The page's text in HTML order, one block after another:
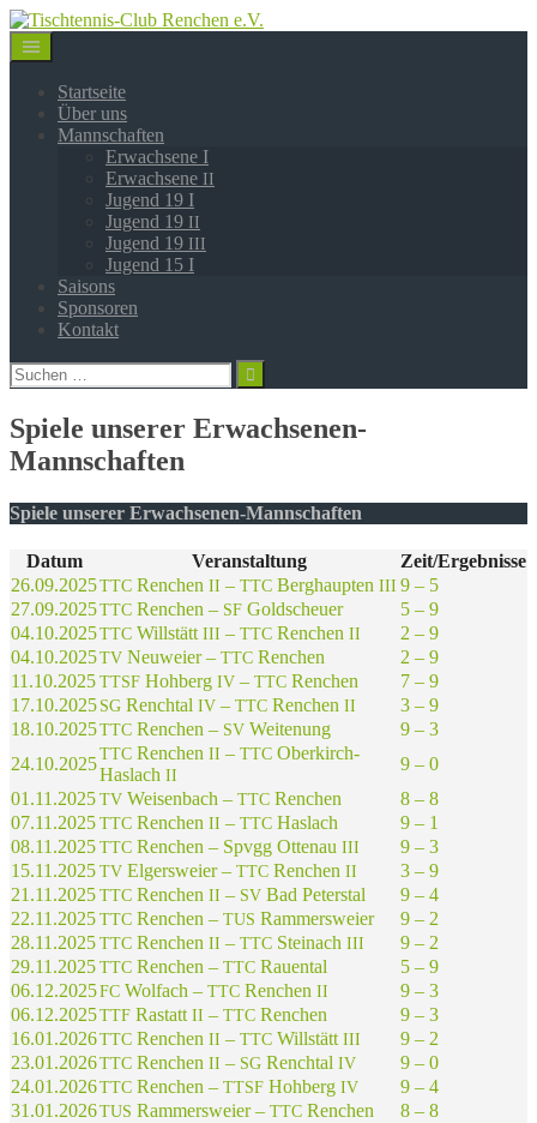
Springe
zum
Inhalt
Startseite
Über uns
Mannschaften
Erwachsene I
Erwachsene II
Jugend 19 I
Jugend 19 II
Jugend 19 III
Jugend 15 I
Saisons
Sponsoren
Kontakt
Suchen
nach:
Spiele unserer Erwachsenen-
Mannschaften
Spiele unserer Erwachsenen-Mannschaften
Datum Veran­stal­tung
Zeit/Ergebnisse
26.09.2025TTC Renchen II – TTC Berg­haup­ten III 9 – 5
27.09.2025TTC Renchen – SF Goldscheuer
5 – 9
04.10.2025TTC Will­stättIII – TTC Renchen II
2 – 9
04.10.2025TV Neuwei­er – TTC Renchen
2 – 9
11.10.2025TTSF Hohberg IV – TTC Renchen
7 – 9
17.10.2025SG Rench­tal IV – TTC Renchen II
3 – 9
18.10.2025TTC Renchen – SV Weitenung
9 – 3
24.10.2025TTC Renchen II – TTC Ober­kirch-
Haslach II
9 – 0
01.11.2025TV Weisen­bach – TTC Renchen
8 – 8
07.11.2025TTC Renchen II – TTC Haslach
9 – 1
08.11.2025TTC Renchen – Spvgg Otten­au III
9 – 3
15.11.2025TV Elgers­wei­er – TTC Renchen II
3 – 9
21.11.2025TTC Renchen II – SV Bad Peterstal
9 – 4
22.11.2025TTC Renchen – TUS Rammersweier
9 – 2
28.11.2025TTC Renchen II – TTC Stein­ach III
9 – 2
29.11.2025TTC Renchen – TTC Rauental
5 – 9
06.12.2025FC Wolfach – TTC Renchen II
9 – 3
06.12.2025TTF RastattII – TTC Renchen
9 – 3
16.01.2026TTC Renchen II – TTC Will­stättIII
9 – 2
23.01.2026TTC Renchen II – SG Rench­tal IV
9 – 0
24.01.2026TTC Renchen – TTSF Hohberg IV
9 – 4
31.01.2026TUS Rammer­s­wei­er – TTC Renchen
8 – 8